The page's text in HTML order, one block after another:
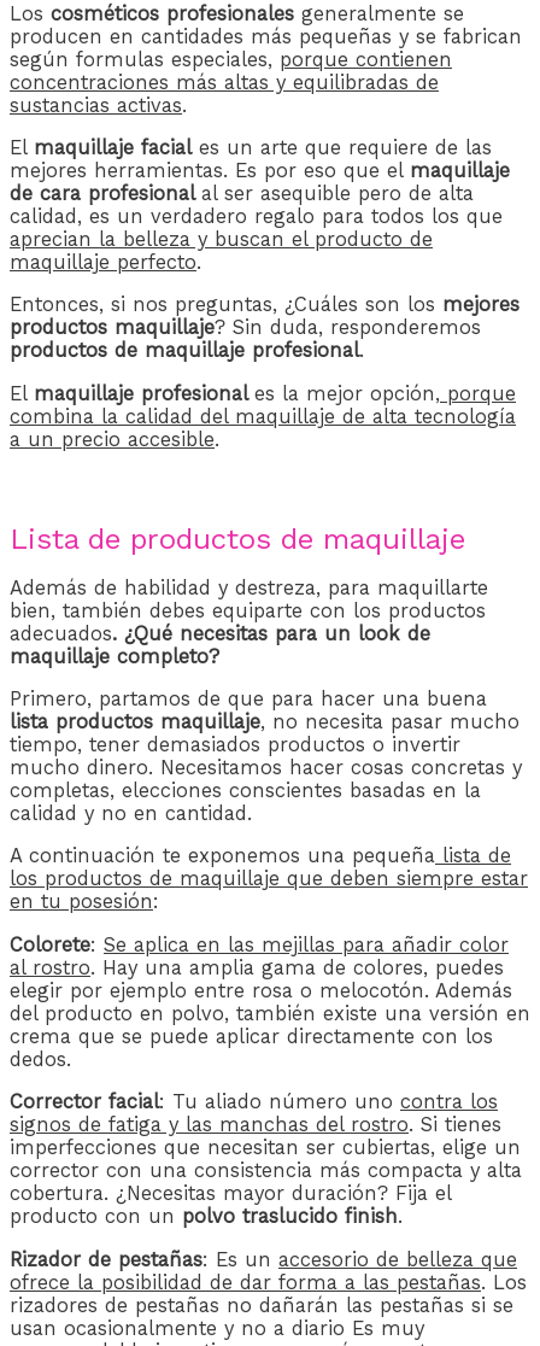
Los cosméticos profesionales generalmente se
producen en cantidades más pequeñas y se fabrican
según formulas especiales, porque contienen
concentraciones más altas y equilibradas de
sustancias activas.
El maquillaje faciales un arte que requiere de las
mejores herramientas. Es por eso que el maquillaje
de cara profesional al ser asequible pero de alta
calidad, es un verdadero regalo para todos los que
aprecian la belleza y buscan el producto de
maquillaje perfecto.
Entonces, si nos preguntas, ¿Cuáles son los mejores
productos maquillaje? Sin duda, responderemos
productos de maquillaje profesional.
El maquillaje profesional es la mejor opción, porque
combina la calidad del maquillaje de alta tecnología
a un precio accesible.
Lista de productos de maquillaje
Además de habilidad y destreza, para maquillarte
bien, también debes equiparte con los productos
adecuados. ¿Qué necesitas para un look de
maquillaje completo?
Primero, partamos de que para hacer una buena
lista productos maquillaje, no necesita pasar mucho
tiempo, tener demasiados productos o invertir
mucho dinero. Necesitamos hacer cosas concretas y
completas, elecciones conscientes basadas en la
calidad y no en cantidad.
A continuación te exponemos una pequeña lista de
los productos de maquillaje que deben siempre estar
en tu posesión:
Colorete: Se aplica en las mejillas para añadir color
al rostro. Hay una amplia gama de colores, puedes
elegir por ejemplo entre rosa o melocotón. Además
del producto en polvo, también existe una versión en
crema que se puede aplicar directamente con los
dedos.
Corrector facial: Tu aliado número uno contra los
signos de fatiga y las manchas del rostro. Si tienes
imperfecciones que necesitan ser cubiertas, elige un
corrector con una consistencia más compacta y alta
cobertura. ¿Necesitas mayor duración? Fija el
producto con un polvo traslucido finish.
Rizador de pestañas: Es un accesorio de belleza que
ofrece la posibilidad de dar forma a las pestañas. Los
rizadores de pestañas no dañarán las pestañas si se
usan ocasionalmente y no a diario Es muy